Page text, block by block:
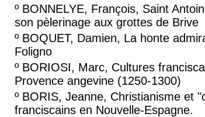
º BONNELYE, François, Saint
son pèlerinage aux grottes de Brive
º BOQUET, Damien, La honte
Foligno
º BORIOSI, Marc, Cultures
Provence angevine (1250-1300)
º BORIS, Jeanne, Christianisme et
franciscains en Nouvelle-Espagne.